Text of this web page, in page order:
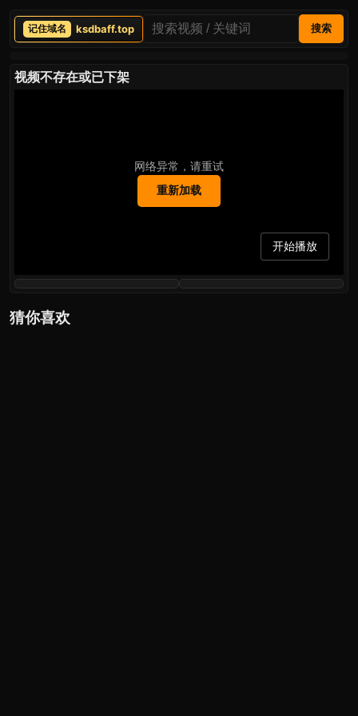
ksdbaff.top 搜索
视频不存在或已下架
网络异常，请重试
重新加载
开始播放
猜你喜欢